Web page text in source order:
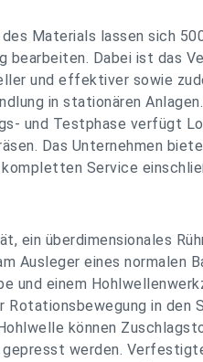
Materials lassen sich
bearbeiten. Dabei ist das
und effektiver sowie
in stationären
und Testphase verfügt
Das Unternehmen
kompletten Service
ein überdimensionales
Ausleger eines normalen
und einem
Rotationsbewegung in den
können
gepresst werden.